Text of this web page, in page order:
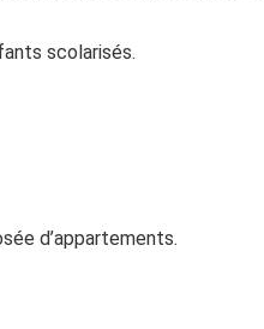
scolarisés.
d’appartements.